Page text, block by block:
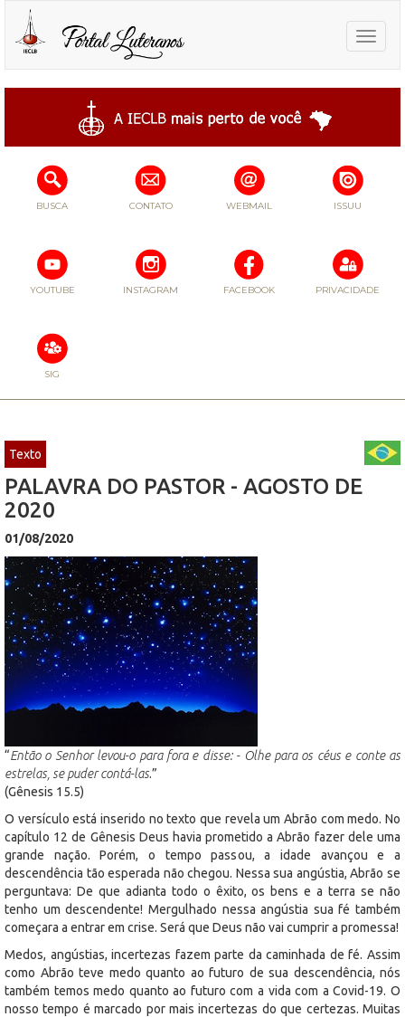
Toggle
BUSCA CONTATO WEBMAIL ISSUU
YOUTUBE INSTAGRAM FACEBOOK PRIVACIDADE
SIG
Texto
PALAVRA DO PASTOR - AGOSTO DE
2020
01/08/2020
“Então o Senhor levou-o para fora e disse: - Olhe para os céus e conte as
estrelas, se puder contá-las.”
(Gênesis 15.5)
O versículo está inserido no texto que revela um Abrão com medo. No
capítulo 12 de Gênesis Deus havia prometido a Abrão fazer dele uma
grande nação. Porém, o tempo passou, a idade avançou e a
descendência tão esperada não chegou. Nessa sua angústia, Abrão se
perguntava: De que adianta todo o êxito, os bens e a terra se não
tenho um descendente! Mergulhado nessa angústia sua fé também
começara a entrar em crise. Será que Deus não vai cumprir a promessa!
Medos, angústias, incertezas fazem parte da caminhada de fé. Assim
como Abrão teve medo quanto ao futuro de sua descendência, nós
também temos medo quanto ao futuro com a vida com a Covid-19. O
nosso tempo é marcado por mais incertezas do que certezas. Muitas